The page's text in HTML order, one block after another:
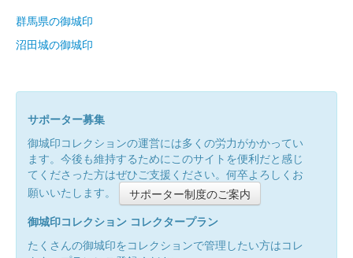
群馬県の御城印
沼田城の御城印
サポーター募集
御城印コレクションの運営には多くの労力がかかってい
ます。今後も維持するためにこのサイトを便利だと感じ
てくださった方はぜひご支援ください。何卒よろしくお
願いいたします。
サポーター制度のご案内
御城印コレクション コレクタープラン
たくさんの御城印をコレクションで管理したい方はコレ